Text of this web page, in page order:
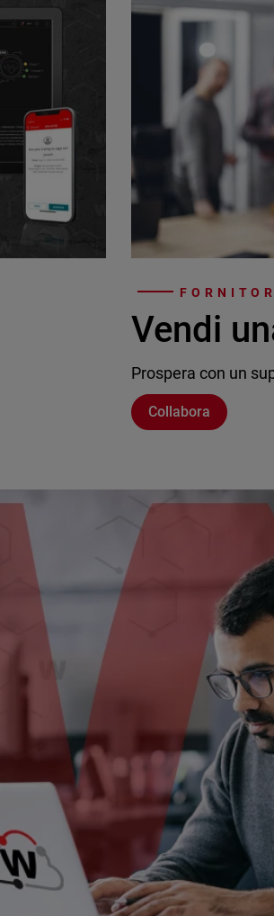
Vendi
Prospera con un
Collabora